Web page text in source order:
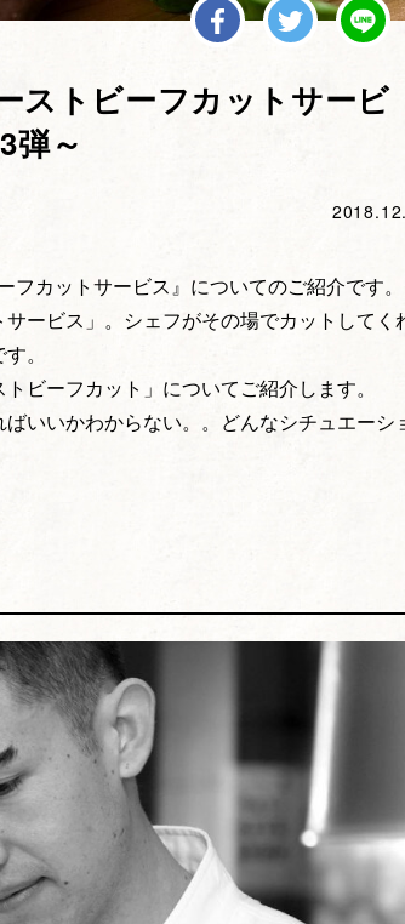
ストビーフカットサービ
弾～
カットサービス』についてのご紹介です。
ービス」。シェフがその場でカットしてく
。
ビーフカット」についてご紹介します。
いいかわからない。。どんなシチュエーシ